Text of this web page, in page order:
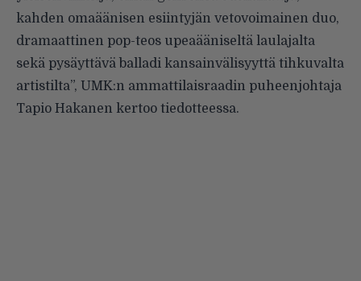
kahden omaäänisen esiintyjän vetovoimainen duo,
dramaattinen pop-teos upeaääniseltä laulajalta
sekä pysäyttävä balladi kansainvälisyyttä tihkuvalta
artistilta”, UMK:n ammattilaisraadin puheenjohtaja
Tapio Hakanen kertoo tiedotteessa.